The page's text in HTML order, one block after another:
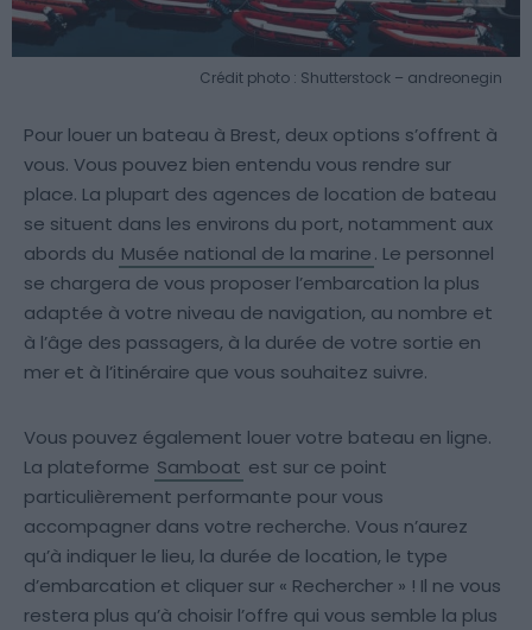
Crédit photo : Shutterstock – andreonegin
Pour louer un bateau à Brest, deux options s’offrent à
vous. Vous pouvez bien entendu vous rendre sur
place. La plupart des agences de location de bateau
se situent dans les environs du port, notamment aux
abords du Musée national de la marine. Le personnel
se chargera de vous proposer l’embarcation la plus
adaptée à votre niveau de navigation, au nombre et
à l’âge des passagers, à la durée de votre sortie en
mer et à l’itinéraire que vous souhaitez suivre.
Vous pouvez également louer votre bateau en ligne.
La plateforme Samboat est sur ce point
particulièrement performante pour vous
accompagner dans votre recherche. Vous n’aurez
qu’à indiquer le lieu, la durée de location, le type
d’embarcation et cliquer sur « Rechercher » ! Il ne vous
restera plus qu’à choisir l’offre qui vous semble la plus